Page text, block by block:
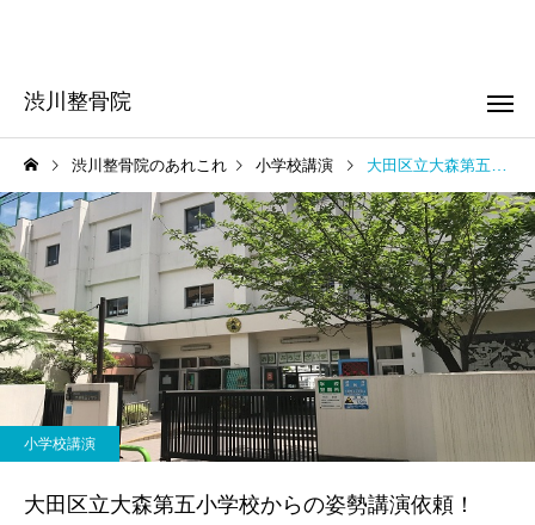
渋川整骨院
頭痛 肩こり
お知らせ
はじめての方へ！
お知らせ
渋川整骨院のあれこれ 小学校講演 大田区立大森第五小学校からの姿勢講演依頼！
小学校講演
大田区立大森第五小学校からの姿勢講演依頼！